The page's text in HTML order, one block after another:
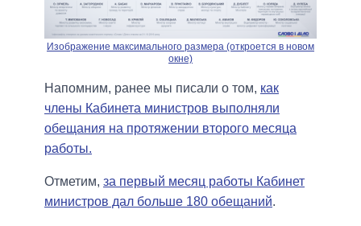
Изображение максимального размера (откроется в новом
окне)
Напомним, ранее мы писали о том, как
члены Кабинета министров выполняли
обещания на протяжении второго месяца
работы.
Отметим, за первый месяц работы Кабинет
министров дал больше 180 обещаний.